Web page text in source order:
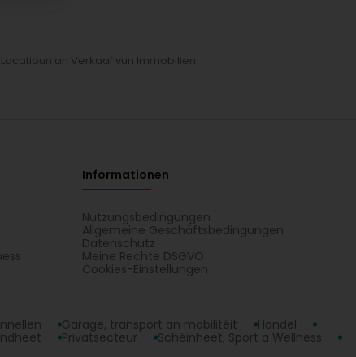
an Verkaaf vun Immobilien
Informationen
Nutzungsbedingungen
Allgemeine Geschäftsbedingungen
Datenschutz
Meine Rechte DSGVO
Cookies-Einstellungen
Garage, transport an mobilitéit
Handel
Privatsecteur Schéinheet, Sport a Wellness